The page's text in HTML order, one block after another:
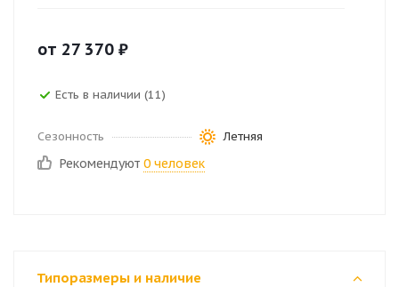
от 27 370 ₽
Есть в наличии (11)
Сезонность Летняя
Рекомендуют 0 человек
Типоразмеры и наличие